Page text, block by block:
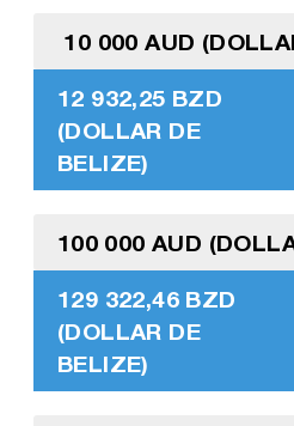
10 000 AUD
12 932,25 BZD
(DOLLAR DE
BELIZE)
100 000 AUD
129 322,46 BZD
(DOLLAR DE
BELIZE)